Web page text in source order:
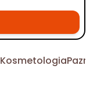
Kosmetologia